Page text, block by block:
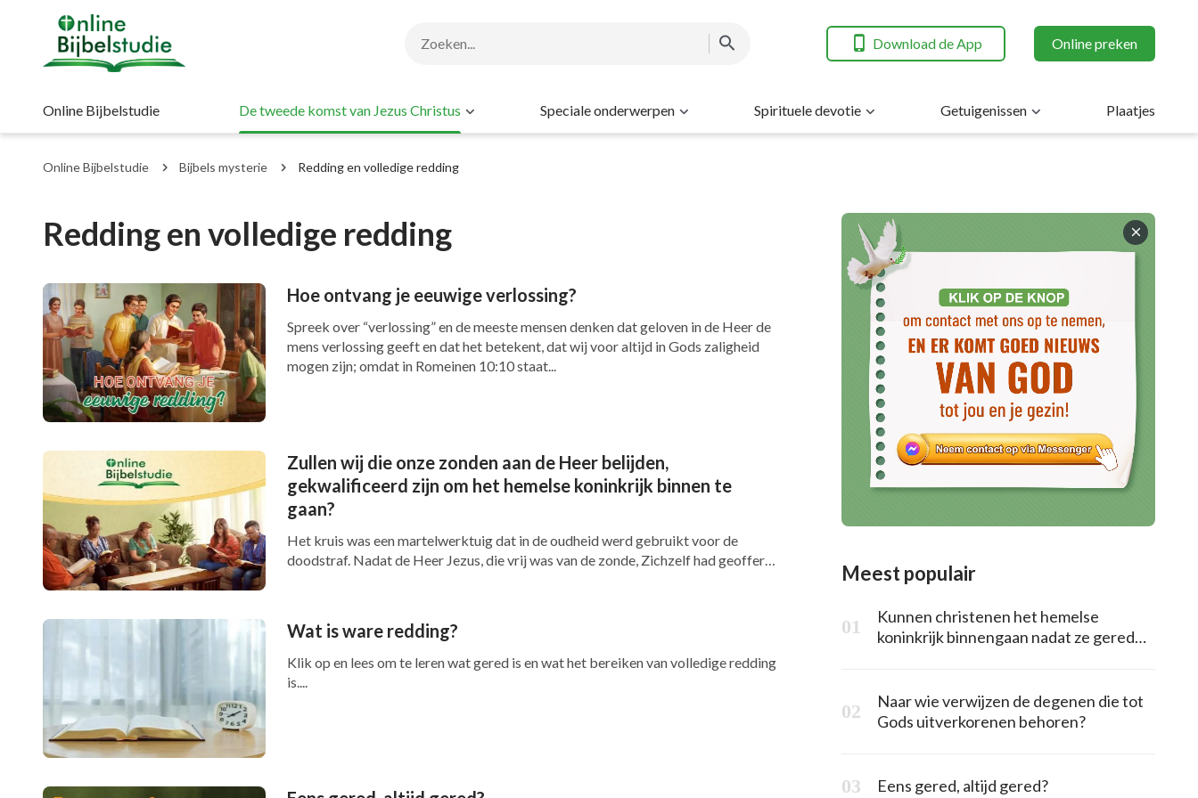
Download de App Online preken
Online Bijbelstudie De tweede komst van Jezus Christus Speciale onderwerpen Spirituele devotie Getuigenissen Plaatjes
Online Bijbelstudie Bijbels mysterie Redding en volledige redding
Redding en volledige redding
Hoe ontvang je eeuwige verlossing?
Spreek over “verlossing” en de meeste mensen denken dat geloven in de Heer de
mens verlossing geeft en dat het betekent, dat wij voor altijd in Gods zaligheid
mogen zijn; omdat in Romeinen 10:10 staat...
Zullen wij die onze zonden aan de Heer belijden,
gekwalificeerd zijn om het hemelse koninkrijk binnen te
gaan?
Het kruis was een martelwerktuig dat in de oudheid werd gebruikt voor de
doodstraf. Nadat de Heer Jezus, die vrij was van de zonde, Zichzelf had geofferd
Wat is ware redding?
Klik op en lees om te leren wat gered is en wat het bereiken van volledige redding
is....
Meest populair
Kunnen christenen het hemelse
koninkrijk binnengaan nadat ze gered
Naar wie verwijzen de degenen die tot
Gods uitverkorenen behoren?
Eens gered, altijd gered?